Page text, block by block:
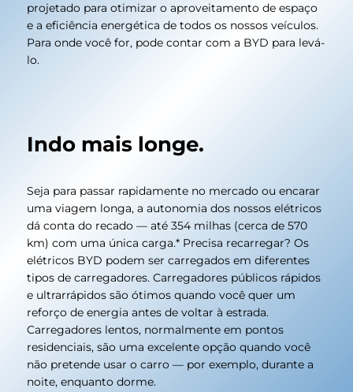
projetado para otimizar o aproveitamento de espaço
e a eficiência energética de todos os nossos veículos.
Para onde você for, pode contar com a BYD para levá-
lo.
Indo mais longe.
Seja para passar rapidamente no mercado ou encarar
uma viagem longa, a autonomia dos nossos elétricos
dá conta do recado — até 354 milhas (cerca de 570
km) com uma única carga.* Precisa recarregar? Os
elétricos BYD podem ser carregados em diferentes
tipos de carregadores. Carregadores públicos rápidos
e ultrarrápidos são ótimos quando você quer um
reforço de energia antes de voltar à estrada.
Carregadores lentos, normalmente em pontos
residenciais, são uma excelente opção quando você
não pretende usar o carro — por exemplo, durante a
noite, enquanto dorme.